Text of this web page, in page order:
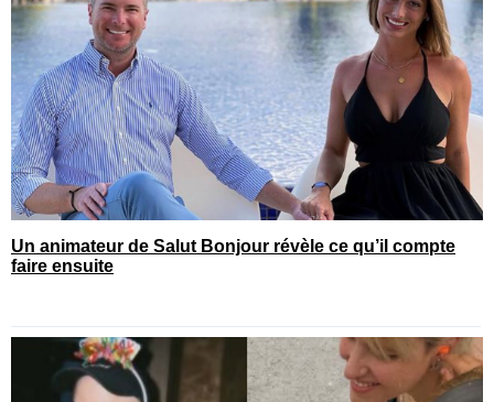
Un animateur de Salut Bonjour révèle ce qu’il compte
faire ensuite